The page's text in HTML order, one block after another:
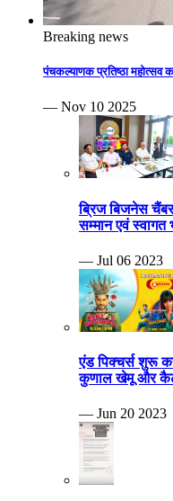
Breaking news
पंचकल्याणक प्रतिष्ठा महोत्सव
— Nov 10 2025
ब्रिज बिजनेस
सम्मान एवं स्वागत
— Jul 06 2023
एंड पिक्चर्स शुरू
कुणाल खेमू और
— Jun 20 2023